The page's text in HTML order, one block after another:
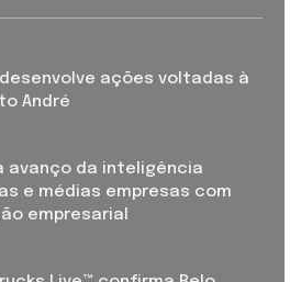
desenvolve ações voltadas à
André
avanço da inteligência
e médias empresas com
empresarial